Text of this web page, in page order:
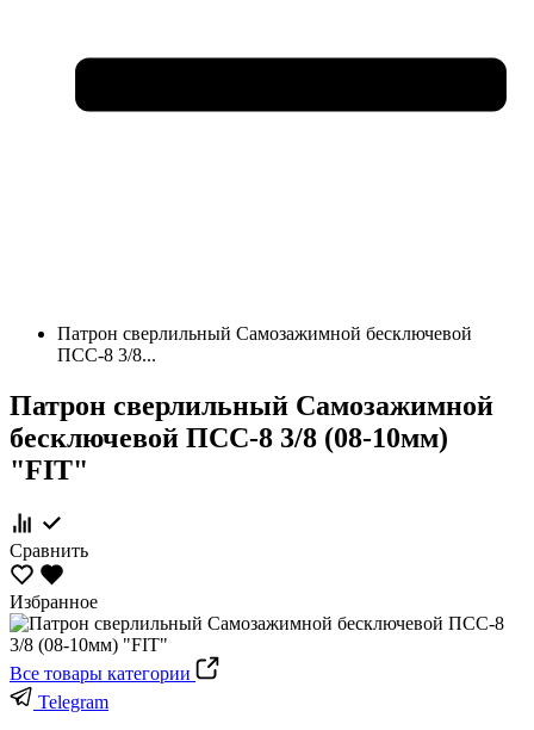
Патрон сверлильный Самозажимной бесключевой
ПСС-8 3/8...
Патрон сверлильный Самозажимной
бесключевой ПСС-8 3/8 (08-10мм)
"FIT"
Сравнить
Избранное
Все товары категории
Telegram